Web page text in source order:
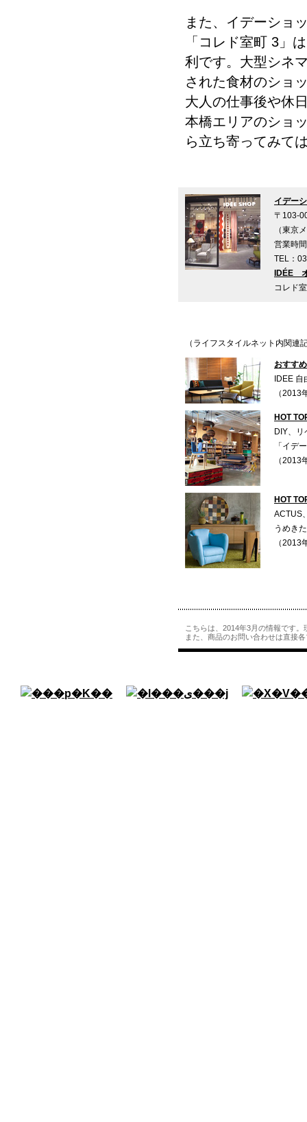
また、イデーショ
「コレド室町 3」
利です。大型シネ
された食材のショ
大人の仕事後や休
本橋エリアのショ
ら立ち寄ってみて
イデー
〒103-
（東京
営業時
TEL：
IDÉE
コレド
（ライフスタイルネット内関連
おすす
IDEE
（2013
HOT
DIY、
「イデ
（2013
HOT
ACTUS
うめき
（2013
こちらは、2014年3月の情報です
また、商品のお問い合わせは直接